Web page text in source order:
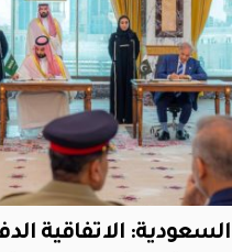
السعودية: الاتفاقية